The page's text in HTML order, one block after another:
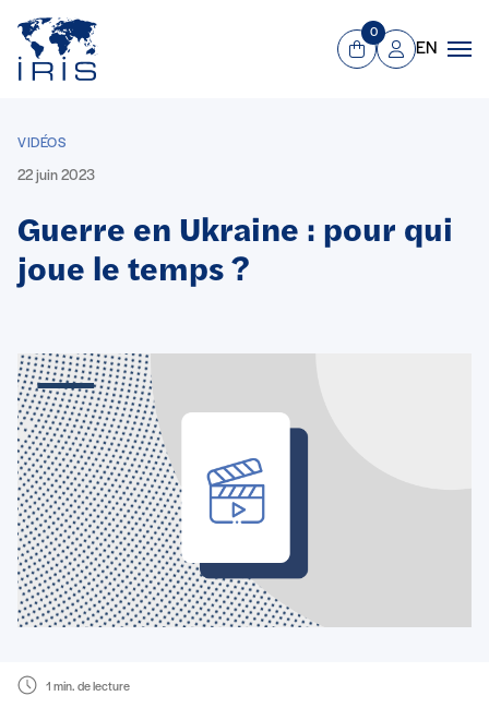
Aller au contenu principal
Panier
0
Mon compte
EN
VIDÉOS
22 juin 2023
Guerre en Ukraine : pour qui
joue le temps ?
1 min. de lecture